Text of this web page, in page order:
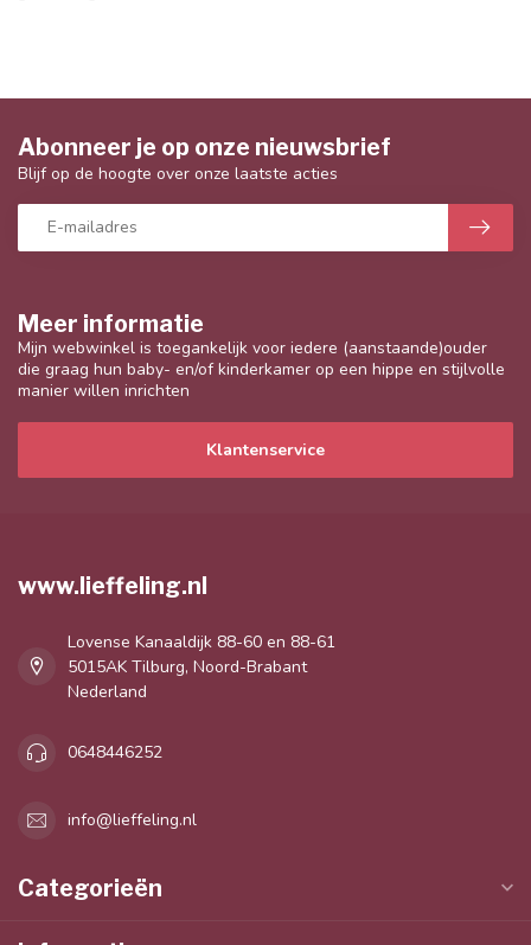
Meer informatie
Mijn webwinkel is toegankelijk voor iedere (aanstaande)ouder
die graag hun baby- en/of kinderkamer op een hippe en stijlvolle
manier willen inrichten
Klantenservice
Abonneer je op onze nieuwsbrief
Blijf op de hoogte over onze laatste acties
www.lieffeling.nl
Lovense Kanaaldijk 88-60 en 88-61
5015AK Tilburg, Noord-Brabant
Nederland
0648446252
info@lieffeling.nl
Categorieën